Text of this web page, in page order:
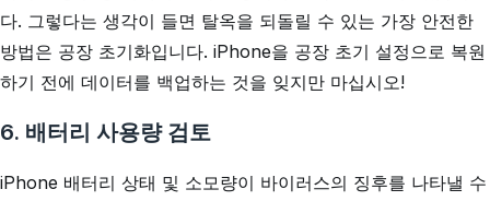
다. 그렇다는 생각이 들면 탈옥을 되돌릴 수 있는 가장 안전한
방법은 공장 초기화입니다. iPhone을 공장 초기 설정으로 복원
하기 전에 데이터를 백업하는 것을 잊지만 마십시오!
6. 배터리 사용량 검토
iPhone 배터리 상태 및 소모량이 바이러스의 징후를 나타낼 수